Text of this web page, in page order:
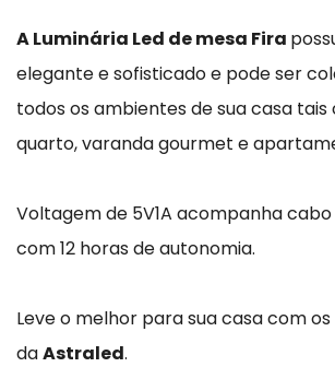
A Luminária Led de mesa Fira
elegante e sofisticado e pode ser
todos os ambientes de sua casa tais
quarto, varanda gourmet e
Voltagem de 5V1A acompanha cabo
com 12 horas de autonomia.
Leve o melhor para sua casa com
daAstraled.